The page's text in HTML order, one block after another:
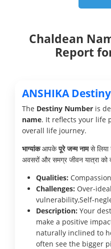
Chaldean
Report
ANSHIKA
The Destiny Number is
name. It reflects your life
overall life journey.
भाग्यांकआपकेपूरे जन्म नामसे लिया
अवसरों और समग्र जीवन यात्रा को
Qualities:
Challenges: Over-
vulnerability,Self-
Description: Your
make a positive
naturally inclined to
often see the bigger